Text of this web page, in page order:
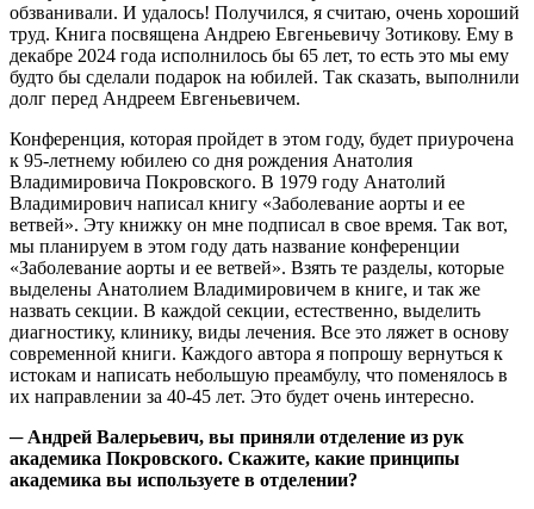
обзванивали. И удалось! Получился, я считаю, очень хороший
труд. Книга посвящена Андрею Евгеньевичу Зотикову. Ему в
декабре 2024 года исполнилось бы 65 лет, то есть это мы ему
будто бы сделали подарок на юбилей. Так сказать, выполнили
долг перед Андреем Евгеньевичем.
Конференция, которая пройдет в этом году, будет приурочена
к 95-летнему юбилею со дня рождения Анатолия
Владимировича Покровского. В 1979 году Анатолий
Владимирович написал книгу «Заболевание аорты и ее
ветвей». Эту книжку он мне подписал в свое время. Так вот,
мы планируем в этом году дать название конференции
«Заболевание аорты и ее ветвей». Взять те разделы, которые
выделены Анатолием Владимировичем в книге, и так же
назвать секции. В каждой секции, естественно, выделить
диагностику, клинику, виды лечения. Все это ляжет в основу
современной книги. Каждого автора я попрошу вернуться к
истокам и написать небольшую преамбулу, что поменялось в
их направлении за 40-45 лет. Это будет очень интересно.
─ Андрей Валерьевич, вы приняли отделение из рук
академика Покровского. Скажите, какие принципы
академика вы используете в отделении?